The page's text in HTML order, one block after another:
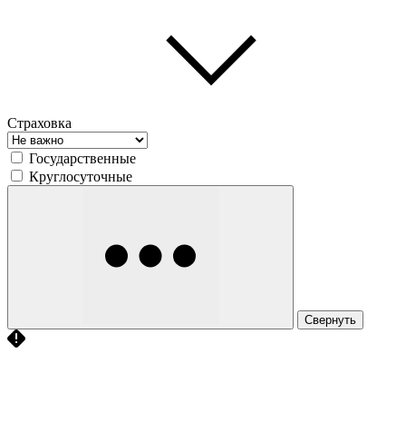
Страховка
Государственные
Круглосуточные
Свернуть